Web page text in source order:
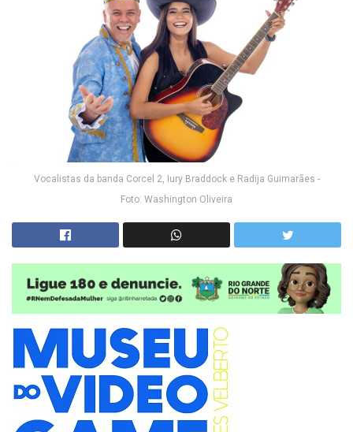
Vocalistas da banda Corcel 2, Iury Braddock e Radija Guimarães -
Foto: Washington Oliveira